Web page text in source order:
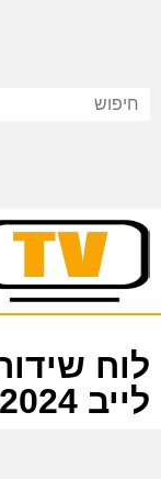
לייב 01-10-2024